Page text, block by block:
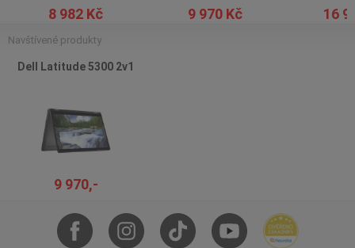
8 982 Kč 9 970 Kč 16
Navštívené produkty
Dell Latitude 5300 2v1
9 970,-